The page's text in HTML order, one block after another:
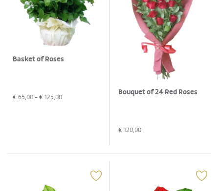
Basket of Roses
€ 65,00 - € 125,00
Bouquet of 24 Red Roses
€ 120,00